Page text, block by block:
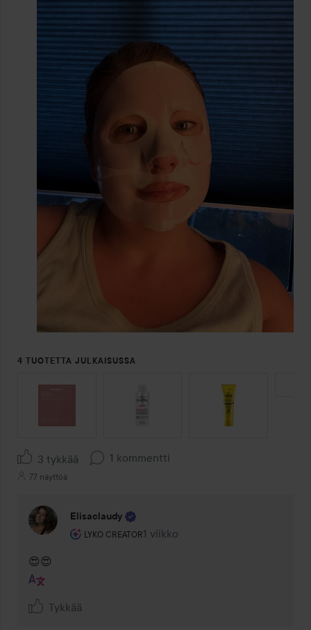
4 TUOTETTA JULKAISUSSA
3 tykkää 1 kommentti
77 näyttöä
Elisaclaudy
LYKO CREATOR
Käyttäjän rooli: Lyko Creator.
1 viikko
Kommentti lisättiin 1 viikko
😍😍
Tykkää